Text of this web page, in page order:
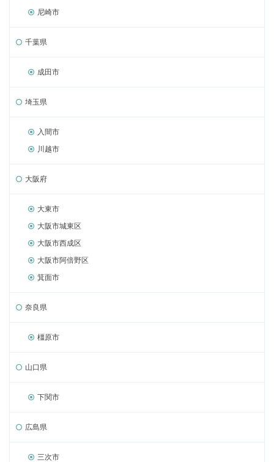
尼崎市
千葉県
成田市
埼玉県
入間市
川越市
大阪府
大東市
大阪市城東区
大阪市西成区
大阪市阿倍野区
箕面市
奈良県
橿原市
山口県
下関市
広島県
三次市